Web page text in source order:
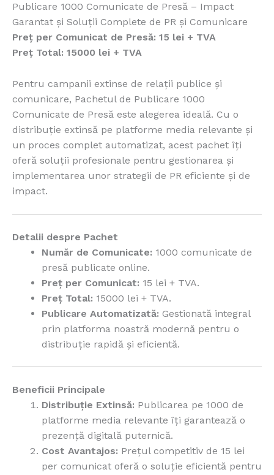
Publicare 1000 Comunicate de Presă – Impact
Garantat și Soluții Complete de PR și Comunicare
Preț per Comunicat de Presă: 15 lei + TVA
Preț Total: 15000 lei + TVA
Pentru campanii extinse de relații publice și
comunicare, Pachetul de Publicare 1000
Comunicate de Presă este alegerea ideală. Cu o
distribuție extinsă pe platforme media relevante și
un proces complet automatizat, acest pachet îți
oferă soluții profesionale pentru gestionarea și
implementarea unor strategii de PR eficiente și de
impact.
Detalii despre Pachet
Număr de Comunicate: 1000 comunicate de
presă publicate online.
Preț per Comunicat: 15 lei + TVA.
Preț Total: 15000 lei + TVA.
Publicare Automatizată: Gestionată integral
prin platforma noastră modernă pentru o
distribuție rapidă și eficientă.
Beneficii Principale
Distribuție Extinsă: Publicarea pe 1000 de
platforme media relevante îți garantează o
prezență digitală puternică.
Cost Avantajos: Prețul competitiv de 15 lei
per comunicat oferă o soluție eficientă pentru